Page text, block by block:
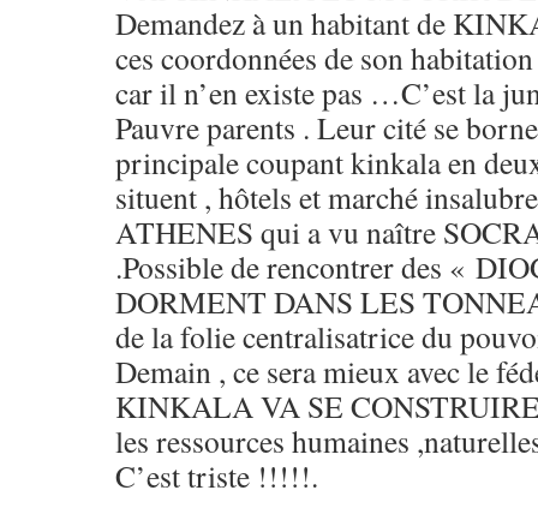
Demandez à un habitant de
ces coordonnées de son
car il n’en existe pas …C’est la
Pauvre parents . Leur cité se
principale coupant kinkala en
situent , hôtels et marché
ATHENES qui a vu naître
.Possible de rencontrer des «
DORMENT DANS LES
de la folie centralisatrice du
Demain , ce sera mieux avec le
KINKALA VA SE CONSTRUIRE
les ressources humaines
C’est triste !!!!!.